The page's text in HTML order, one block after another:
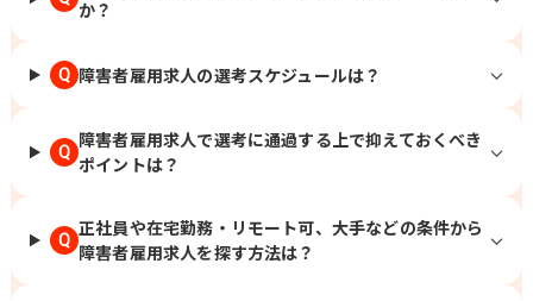
か？
Q 障害者雇用求人の選考スケジュールは？
Q
障害者雇用求人で選考に通過する上で抑えておくべき
ポイントは？
Q
正社員や在宅勤務・リモート可、大手などの条件から
障害者雇用求人を探す方法は？